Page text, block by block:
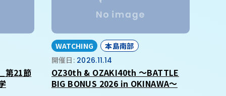
第21節
WATCHING
本島南部
開催日: 2026.11.14
OZ30th & OZAKI40th ～BATTLE
BIG BONUS 2026 in OKINAWA～